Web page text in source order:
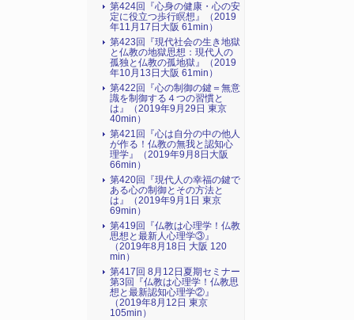
第424回『心身の健康・心の安
定に役立つ歩行瞑想』（2019
年11月17日大阪 61min）
第423回『現代社会の生き地獄
と仏教の地獄思想：現代人の
孤独と仏教の孤地獄』（2019
年10月13日大阪 61min）
第422回『心の制御の鍵＝無意
識を制御する４つの習慣と
は』（2019年9月29日 東京
40min）
第421回『心は自分の中の他人
が作る！仏教の無我と認知心
理学』（2019年9月8日大阪
66min）
第420回『現代人の幸福の鍵で
ある心の制御とその方法と
は』（2019年9月1日 東京
69min）
第419回『仏教は心理学！仏教
思想と最新人心理学③』
（2019年8月18日 大阪 120
min）
第417回 8月12日夏期セミナー
第3回『仏教は心理学！仏教思
想と最新認知心理学②』
（2019年8月12日 東京
105min）